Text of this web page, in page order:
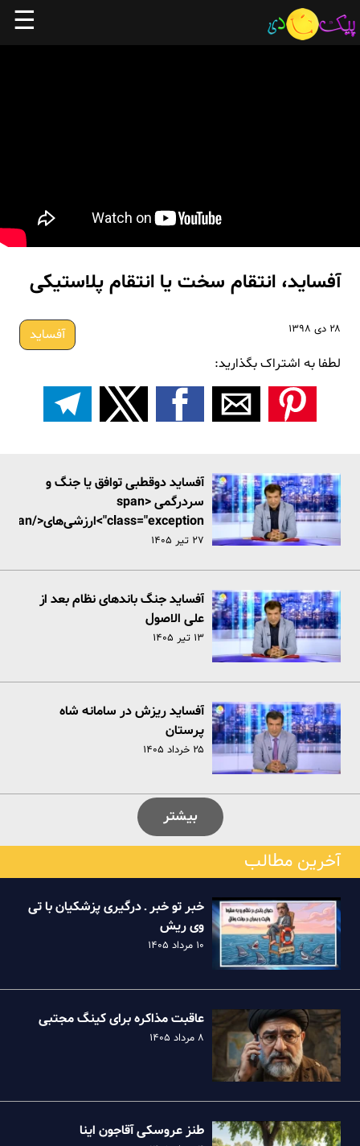
☰
آفساید، انتقام سخت یا انتقام پلاستیکی
۲۸ دی ۱۳۹۸
آفساید
لطفا به اشتراک بگذارید:
آفساید دوقطبی توافق یا جنگ و
سردرگمی <span
نظام
۲۷ تیر ۱۴۰۵
آفساید جنگ باندهای نظام بعد از
علی الاصول
۱۳ تیر ۱۴۰۵
آفساید ریزش در سامانه شاه
پرستان
۲۵ خرداد ۱۴۰۵
بیشتر
آخرین مطالب
خبر تو خبر ـ درگیری پزشکیان با تی
وی ریش
۱۰ مرداد ۱۴۰۵
عاقبت مذاکره برای کینگ مجتبی
۸ مرداد ۱۴۰۵
طنز عروسکی آقاجون اینا